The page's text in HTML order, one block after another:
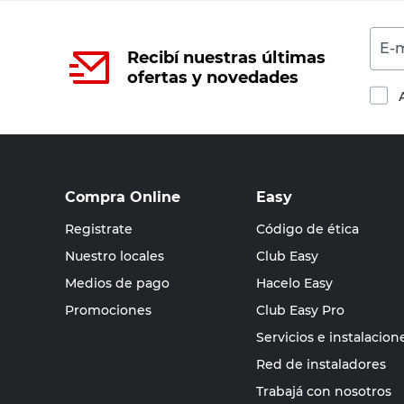
Recibí nuestras últimas
ofertas y novedades
E-
Compra Online
Registrate
Nuestro locales
Medios de pago
Promociones
Easy
Código de ética
Club Easy
Hacelo Easy
Club Easy Pro
Servicios e
Red de instaladores
Trabajá con nosotros